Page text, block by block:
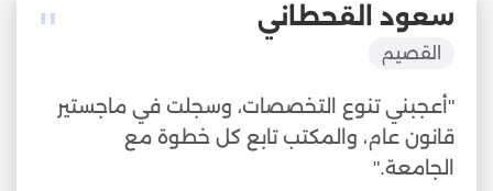
" سعود القحطاني
القصيم
"أعجبني تنوع التخصصات، وسجلت في ماجستير
قانون عام، والمكتب تابع كل خطوة مع
الجامعة."